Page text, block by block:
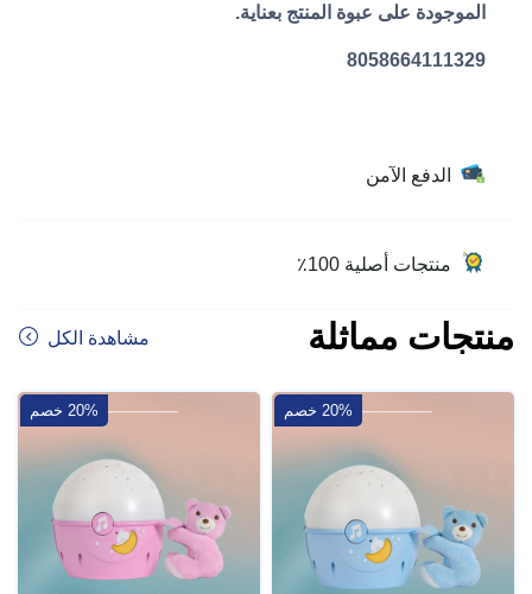
الموجودة على عبوة المنتج بعناية.
8058664111329
الدفع الآمن
منتجات أصلية 100٪
منتجات مماثلة مشاهدة الكل
20% خصم 20% خصم